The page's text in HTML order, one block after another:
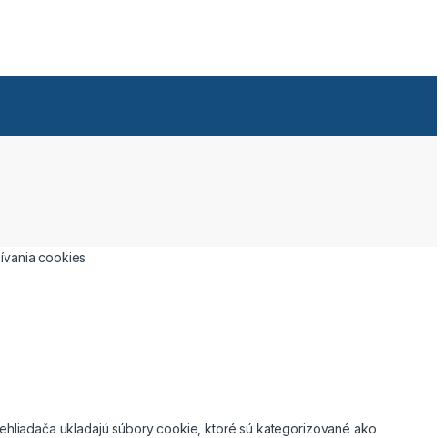
cookies
ukladajú súbory cookie, ktoré sú kategorizované ako